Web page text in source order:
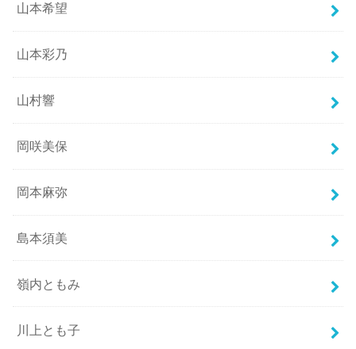
山本希望
山本彩乃
山村響
岡咲美保
岡本麻弥
島本須美
嶺内ともみ
川上とも子